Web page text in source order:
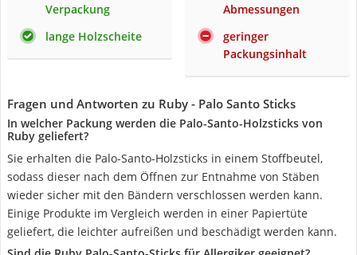
Verpackung
lange Holzscheite
Abmessungen
geringer
Packungsinhalt
Fragen und Antworten zu Ruby - Palo Santo Sticks
In welcher Packung werden die Palo-Santo-Holzsticks von
Ruby geliefert?
Sie erhalten die Palo-Santo-Holzsticks in einem Stoffbeutel,
sodass dieser nach dem Öffnen zur Entnahme von Stäben
wieder sicher mit den Bändern verschlossen werden kann.
Einige Produkte im Vergleich werden in einer Papiertüte
geliefert, die leichter aufreißen und beschädigt werden kann.